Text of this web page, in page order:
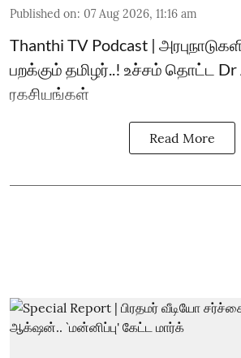
Published on: 07 Aug 2026, 11:16 am
Thanthi TV Podcast |
பறக்கும் தமிழர்..! உச்சம் தொட்ட
ரகசியங்கள்
Read More